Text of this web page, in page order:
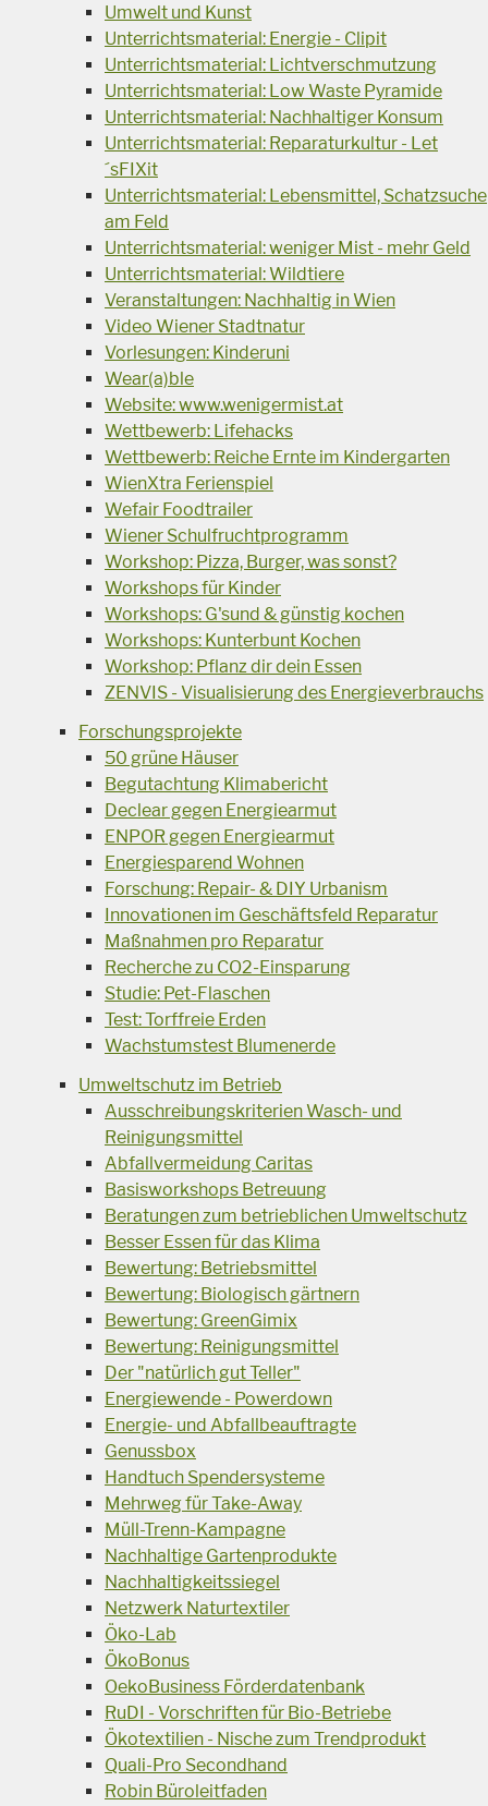
Umwelt und Kunst
Unterrichtsmaterial: Energie - Clipit
Unterrichtsmaterial: Lichtverschmutzung
Unterrichtsmaterial: Low Waste Pyramide
Unterrichtsmaterial: Nachhaltiger Konsum
Unterrichtsmaterial: Reparaturkultur - Let
´sFIXit
Unterrichtsmaterial: Lebensmittel, Schatzsuche
am Feld
Unterrichtsmaterial: weniger Mist - mehr Geld
Unterrichtsmaterial: Wildtiere
Veranstaltungen: Nachhaltig in Wien
Video Wiener Stadtnatur
Vorlesungen: Kinderuni
Wear(a)ble
Website: www.wenigermist.at
Wettbewerb: Lifehacks
Wettbewerb: Reiche Ernte im Kindergarten
WienXtra Ferienspiel
Wefair Foodtrailer
Wiener Schulfruchtprogramm
Workshop: Pizza, Burger, was sonst?
Workshops für Kinder
Workshops: G'sund & günstig kochen
Workshops: Kunterbunt Kochen
Workshop: Pflanz dir dein Essen
ZENVIS - Visualisierung des Energieverbrauchs
Forschungsprojekte
50 grüne Häuser
Begutachtung Klimabericht
Declear gegen Energiearmut
ENPOR gegen Energiearmut
Energiesparend Wohnen
Forschung: Repair- & DIY Urbanism
Innovationen im Geschäftsfeld Reparatur
Maßnahmen pro Reparatur
Recherche zu CO2-Einsparung
Studie: Pet-Flaschen
Test: Torffreie Erden
Wachstumstest Blumenerde
Umweltschutz im Betrieb
Ausschreibungskriterien Wasch- und
Reinigungsmittel
Abfallvermeidung Caritas
Basisworkshops Betreuung
Beratungen zum betrieblichen Umweltschutz
Besser Essen für das Klima
Bewertung: Betriebsmittel
Bewertung: Biologisch gärtnern
Bewertung: GreenGimix
Bewertung: Reinigungsmittel
Der "natürlich gut Teller"
Energiewende - Powerdown
Energie- und Abfallbeauftragte
Genussbox
Handtuch Spendersysteme
Mehrweg für Take-Away
Müll-Trenn-Kampagne
Nachhaltige Gartenprodukte
Nachhaltigkeitssiegel
Netzwerk Naturtextiler
Öko-Lab
ÖkoBonus
OekoBusiness Förderdatenbank
RuDI - Vorschriften für Bio-Betriebe
Ökotextilien - Nische zum Trendprodukt
Quali-Pro Secondhand
Robin Büroleitfaden